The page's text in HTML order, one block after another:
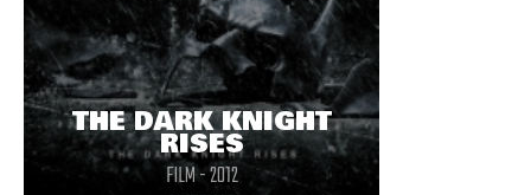
THE DARK KNIGHT
RISES
FILM - 2012